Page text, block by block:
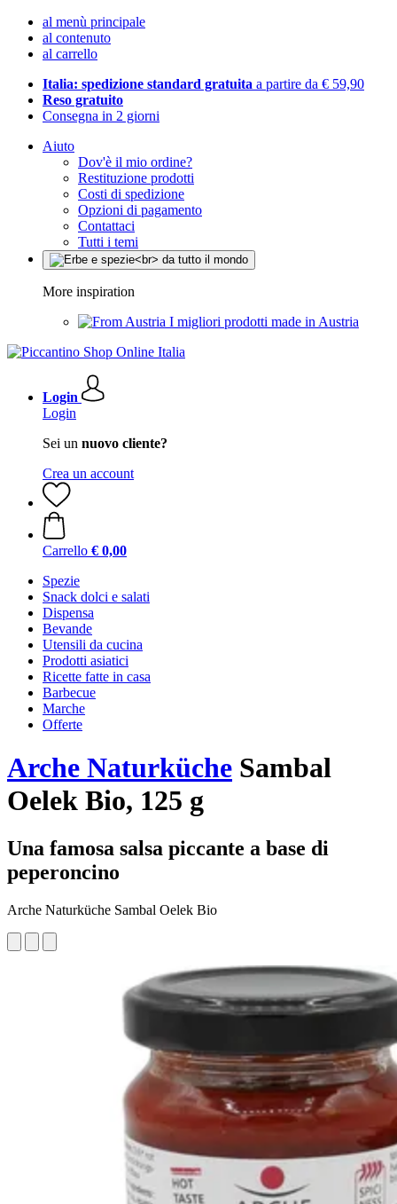
al menù principale
al contenuto
al carrello
Italia: spedizione standard gratuita a partire da € 59,90
Reso gratuito
Consegna in 2 giorni
Aiuto
Dov'è il mio ordine?
Restituzione prodotti
Costi di spedizione
Opzioni di pagamento
Contattaci
Tutti i temi
More inspiration
I migliori prodotti made in Austria
Login
Login
Sei un nuovo cliente?
Crea un account
Carrello € 0,00
Spezie
Snack dolci e salati
Dispensa
Bevande
Utensili da cucina
Prodotti asiatici
Ricette fatte in casa
Barbecue
Marche
Offerte
Arche Naturküche Sambal
Oelek Bio, 125 g
Una famosa salsa piccante a base di
peperoncino
Arche Naturküche Sambal Oelek Bio